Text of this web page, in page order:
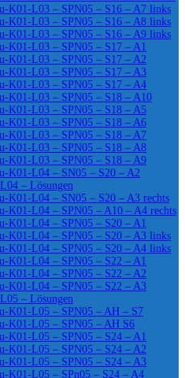
K01-L03 – SPN05 – S16 – A7 links
K01-L03 – SPN05 – S16 – A8 links
K01-L03 – SPN05 – S16 – A9 links
K01-L03 – SPN05 – S17 – A1
K01-L03 – SPN05 – S17 – A2
K01-L03 – SPN05 – S17 – A3
K01-L03 – SPN05 – S17 – A4
K01-L03 – SPN05 – S18 – A10
K01-L03 – SPN05 – S18 – A5
K01-L03 – SPN05 – S18 – A6
K01-L03 – SPN05 – S18 – A7
K01-L03 – SPN05 – S18 – A8
K01-L03 – SPN05 – S18 – A9
K01-L04 – SN05 – S20 – A2
– Lösungen
K01-L04 – SN05 – S20 – A3 rechts
K01-L04 – SPN05 – A10 – A4 rechts
K01-L04 – SPN05 – S20 – A1
K01-L04 – SPN05 – S20 – A3 links
K01-L04 – SPN05 – S20 – A4 links
K01-L04 – SPN05 – S22 – A1
K01-L04 – SPN05 – S22 – A2
K01-L04 – SPN05 – S22 – A3
– Lösungen
K01-L05 – SPN05 – AH – S7
K01-L05 – SPN05 – AH S6
K01-L05 – SPN05 – S24 – A1
K01-L05 – SPN05 – S24 – A2
K01-L05 – SPN05 – S24 – A3
K01-L05 – SPn05 – S24 – A4